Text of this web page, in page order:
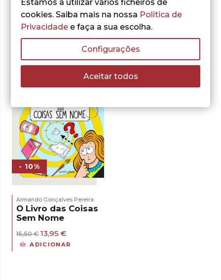
Nasceu e vive em Lisboa.
Obras do autor:
- 10%
Armando Gonçalves Pereira
O Livro das Coisas
Sem Nome
15,50€ O
preço
13,95 €
preço
ADICIONAR
Estamos a utilizar vários ficheiros de
cookies. Saiba mais na nossa Política de
Privacidade e faça a sua escolha.
Configurações
Aceitar todos